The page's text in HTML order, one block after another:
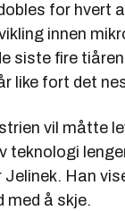
for hvert
innen
siste fire
like fort det
vil måtte
teknologi
Jelinek. Han
med å skje.